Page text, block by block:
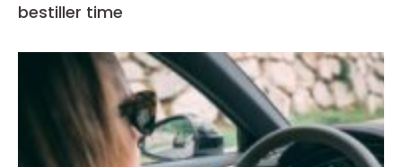
bestiller time